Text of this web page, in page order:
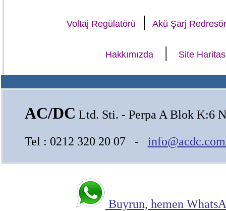
Voltaj Regülatörü | Akü Şarj
Hakkımızda | Site
AC/DC Ltd. Sti. - Perpa A Blok K:6
Tel : 0212 320 20 07 -
Buyrun, hemen